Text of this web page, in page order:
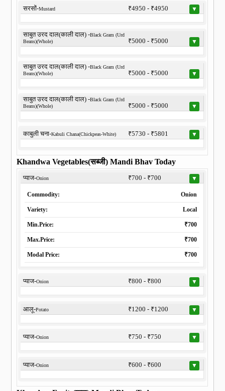
सरसों-Mustard ₹4950 - ₹4950 ▼
साबुत उरद दाल(काली दाल) -Black Gram (Urd
Beans)(Whole)
₹5000 - ₹5000 ▼
साबुत उरद दाल(काली दाल) -Black Gram (Urd
Beans)(Whole)
₹5000 - ₹5000 ▼
साबुत उरद दाल(काली दाल) -Black Gram (Urd
Beans)(Whole)
₹5000 - ₹5000 ▼
काबुली चना-Kabuli Chana(Chickpeas-White) ₹5730 - ₹5801 ▼
Khandwa Vegetables(सब्जी) Mandi Bhav Today
प्याज-Onion ₹700 - ₹700 ▼
Commodity: Onion
Variety: Local
Min.Price: ₹700
Max.Price: ₹700
Modal Price: ₹700
प्याज-Onion ₹800 - ₹800 ▼
आलू-Potato ₹1200 - ₹1200 ▼
प्याज-Onion ₹750 - ₹750 ▼
प्याज-Onion ₹600 - ₹600 ▼